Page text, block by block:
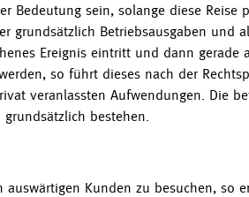
Bedeutung sein, solange diese Reise
grundsätzlich Betriebsausgaben und
Ereignis eintritt und dann gerade
so führt dieses nach der
veranlassten Aufwendungen. Die
bestehen.
Kunden zu besuchen, so